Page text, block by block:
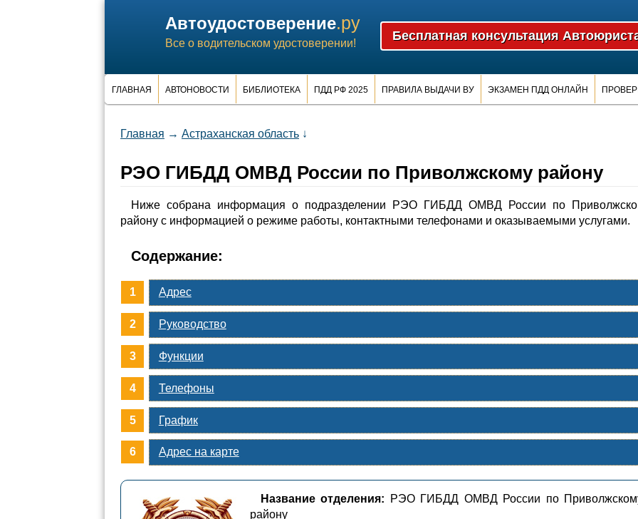
Автоудостоверение.ру
Все о водительском удостоверении!
ГЛАВНАЯ АВТОНОВОСТИ БИБЛИОТЕКА ПДД РФ 2025 ПРАВИЛА ВЫДАЧИ ВУ ЭКЗАМЕН ПДД ОНЛАЙН
Главная → Астраханская область ↓
РЭO ГИБДД ОМВД России по Приволжскому району
Ниже собрана информация о подразделении РЭO ГИБДД ОМВД России по
району с информацией о режиме работы, контактными телефонами и оказываемыми услугами.
Содержание:
Адрес
Руководство
Функции
Телефоны
График
Адрес на карте
Название отделения: РЭO ГИБДД ОМВД России по
району